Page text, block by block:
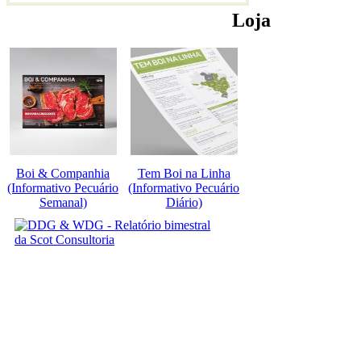
Loja
Boi & Companhia
(Informativo Pecuário
Semanal)
Tem Boi na Linha
(Informativo Pecuário
Diário)